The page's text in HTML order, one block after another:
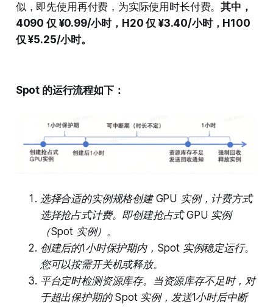
似，即先使用再付费，为实际使用时长付费。其中，
4090 仅 ¥0.99/小时，H20 仅 ¥3.40/小时，H100
仅 ¥5.25/小时。
Spot 的运行流程如下：
选择合适的实例规格创建 GPU 实例，计费方式
选择抢占式计费。即创建抢占式 GPU 实例
（Spot 实例）。
创建后的1小时保护期内，Spot 实例稳定运行。
您可以按需开关机或释放。
平台定时检测资源库存。当资源库存不足时，对
于超出保护期的 Spot 实例，发送1小时后中断